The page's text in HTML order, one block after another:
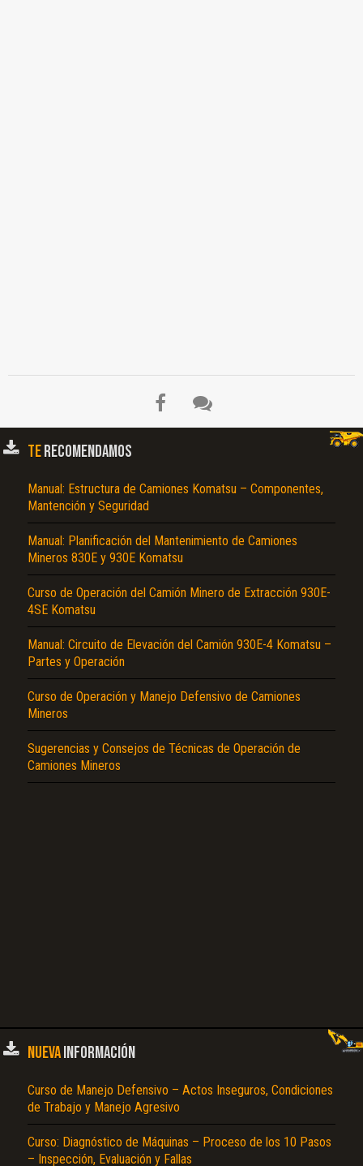
TERECOMENDAMOS
Manual: Estructura de Camiones Komatsu – Componentes,
Mantención y Seguridad
Manual: Planificación del Mantenimiento de Camiones
Mineros 830E y 930E Komatsu
Curso de Operación del Camión Minero de Extracción 930E-
4SE Komatsu
Manual: Circuito de Elevación del Camión 930E-4 Komatsu –
Partes y Operación
Curso de Operación y Manejo Defensivo de Camiones
Mineros
Sugerencias y Consejos de Técnicas de Operación de
Camiones Mineros
NUEVAINFORMACIÓN
Curso de Manejo Defensivo – Actos Inseguros, Condiciones
de Trabajo y Manejo Agresivo
Curso: Diagnóstico de Máquinas – Proceso de los 10 Pasos
– Inspección, Evaluación y Fallas